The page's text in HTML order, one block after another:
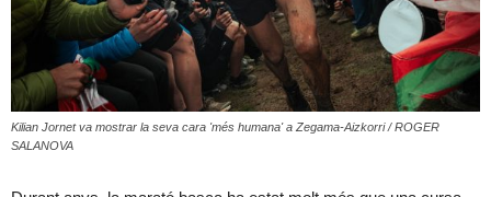
Kilian Jornet va mostrar la seva cara 'més humana' a Zegama-Aizkorri / ROGER
SALANOVA